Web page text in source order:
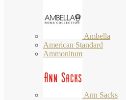
Ambella
American Standard
Ammonitum
Ann Sacks